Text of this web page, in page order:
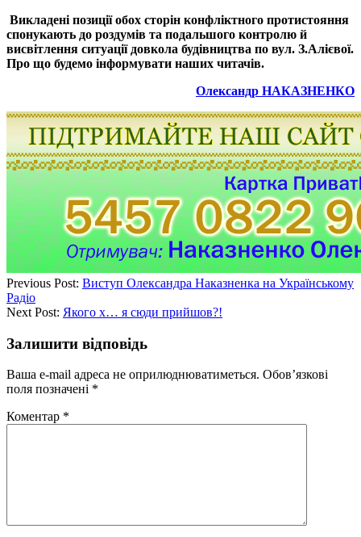
Викладені позиції обох сторін конфліктного протистояння
спонукають до роздумів та подальшого контролю й
висвітлення ситуації довкола будівництва по вул. З.Алієвої.
Про що будемо інформувати наших читачів.
Олександр НАКАЗНЕНКО
Previous Post: Виступ Олександра Наказненка на Українському
Радіо
Next Post: Якого х… я сюди прийшов?!
Залишити відповідь
Ваша e-mail адреса не оприлюднюватиметься. Обов’язкові
поля позначені *
Коментар *